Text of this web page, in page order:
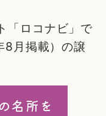
「ロコナビ」で
月掲載）の譲
名所を